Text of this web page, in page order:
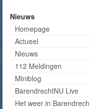
Nieuws
Homepage
Actueel
Nieuws
112 Meldingen
Miniblog
BarendrechtNU Live
Het weer in